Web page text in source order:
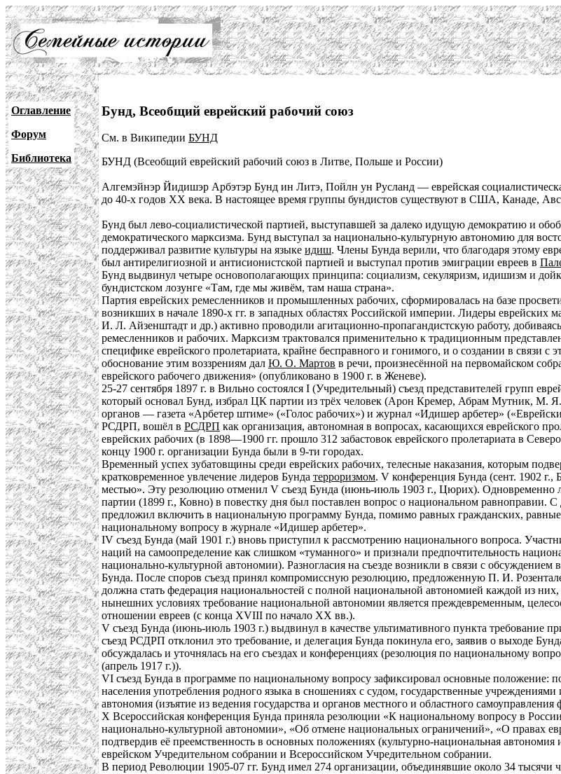
Оглавление
Форум
Библиотека
Бунд, Всеобщий еврейский рабочий союз
См. в Википедии БУНД
БУНД (Всеобщий еврейский рабочий союз в Литве, Польше и России)
Алгемэйнэр Йидишэр Арбэтэр Бунд ин Литэ, Пойлн ун Русланд — еврейская
до 40-х годов XX века. В настоящее время группы бундистов существуют в США, Канаде,
Бунд был лево-социалистической партией, выступавшей за далеко идущую демократию и
демократического марксизма. Бунд выступал за национально-культурную автономию для
поддерживал развитие культуры на языке идиш. Члены Бунда верили, что благодаря этому
был антирелигиозной и антисионистской партией и выступал против эмиграции евреев в
Бунд выдвинул четыре основополагающих принципа: социализм, секуляризм, идишизм и
бундистском лозунге «Там, где мы живём, там наша страна».
Партия еврейских ремесленников и промышленных рабочих, сформировалась на базе
возникших в начале 1890-х гг. в западных областях Российской империи. Лидеры
И. Л. Айзенштадт и др.) активно проводили агитационно-пропагандистскую работу,
ремесленников и рабочих. Марксизм трактовался применительно к традиционным
специфике еврейского пролетариата, крайне бесправного и гонимого, и о создании в связи
обоснование этим воззрениям дал Ю. О. Мартов в речи, произнесённой на первомайском
еврейского рабочего движения» (опубликовано в 1900 г. в Женеве).
25-27 сентября 1897 г. в Вильно состоялся I (Учредительный) съезд представителей групп
который основал Бунд, избрал ЦК партии из трёх человек (Арон Кремер, Абрам Мутник, М.
органов — газета «Арбетер штиме» («Голос рабочих») и журнал «Идишер арбетер»
РСДРП, вошёл в РСДРП как организация, автономная в вопросах, касающихся еврейского
еврейских рабочих (в 1898—1900 гг. прошло 312 забастовок еврейского пролетариата в
концу 1900 г. организации Бунда были в 9-ти городах.
Временный успех зубатовщины среди еврейских рабочих, телесные наказания, которым
кратковременное увлечение лидеров Бунда терроризмом. V конференция Бунда (сент. 1902 г.,
местью». Эту резолюцию отменил V съезд Бунда (июнь-июль 1903 г., Цюрих). Одновременно
партии (1899 г., Ковно) в повестку дня был поставлен вопрос о национальном равноправии.
предложил включить в национальную программу Бунда, помимо равных гражданских,
национальному вопросу в журнале «Идишер арбетер».
IV съезд Бунда (май 1901 г.) вновь приступил к рассмотрению национального вопроса.
наций на самоопределение как слишком «туманного» и признали предпочтительность
национально-культурной автономии). Разногласия на съезде возникли в связи с
Бунда. После споров съезд принял компромиссную резолюцию, предложенную П. И.
должна стать федерация национальностей с полной национальной автономией каждой из
нынешних условиях требование национальной автономии является преждевременным,
отношении евреев (с конца XVIII по начало ХХ вв.).
V съезд Бунда (июнь-июль 1903 г.) выдвинул в качестве ультимативного пункта требование
съезд РСДРП отклонил это требование, и делегация Бунда покинула его, заявив о выходе
обсуждалась и уточнялась на его съездах и конференциях (резолюция по национальному
(апрель 1917 г.)).
VI съезд Бунда в программе по национальному вопросу зафиксировал основные положение:
населения употребления родного языка в сношениях с судом, государственные
автономия (изъятие из ведения государства и органов местного и областного
Х Всероссийская конференция Бунда приняла резолюции «К национальному вопросу в
национально-культурной автономии», «Об отмене национальных ограничений», «О правах
подтвердив её преемственность в основных положениях (культурно-национальная автономия
еврейском Учредительном собрании и Всероссийском Учредительном собрании.
В период Революции 1905-07 гг. Бунд имел 274 организации, объединявшие около 34 тысячи